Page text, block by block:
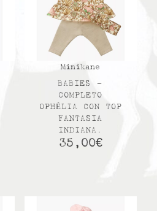
Minikane
BABIES –
COMPLETO
OPHÉLIA CON TOP
FANTASIA
INDIANA.
35,00€